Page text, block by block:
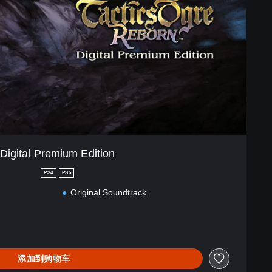
Digital Premium Edition
PS4 PS5
Original Soundtrack
添加到购物车